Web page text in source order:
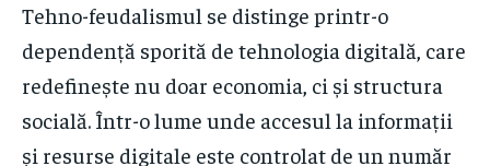
Tehno-feudalismul se distinge printr-o
dependență sporită de tehnologia digitală, care
redefinește nu doar economia, ci și structura
socială. Într-o lume unde accesul la informații
și resurse digitale este controlat de un număr